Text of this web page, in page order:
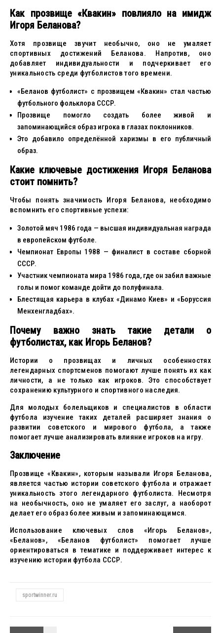
Как прозвище «Квакин» повлияло на имидж
Игоря Беланова?
Хотя прозвище звучит необычно, оно не умаляет
спортивных достижений Беланова. Напротив, оно
добавляет индивидуальности и подчеркивает его
уникальность среди футболистов того времени.
«Беланов футболист» с прозвищем «Квакин» стал частью
футбольного фольклора СССР.
Прозвище помогло создать более живой и
запоминающийся образ игрока в глазах поклонников.
Это добавило определённой харизмы в его публичный
образ.
Какие ключевые достижения Игоря Беланова
стоит помнить?
Чтобы понять значимость Игоря Беланова, необходимо
вспомнить его спортивные успехи:
Золотой мяч 1986 года — высшая индивидуальная награда
в европейском футболе.
Чемпионат Европы 1988 — финалист в составе сборной
СССР.
Участник чемпионата мира 1986 года, где он забил важные
голы и помог команде дойти до полуфинала.
Блестящая карьера в клубах «Динамо Киев» и «Боруссия
Менхенгладбах».
Почему важно знать такие детали о
футболистах, как Игорь Беланов?
Истории о прозвищах и личных особенностях
легендарных спортсменов помогают лучше понять их как
личности, а не только как игроков. Это способствует
сохранению культурного и спортивного наследия.
Для молодых болельщиков и специалистов в области
футбола изучение таких деталей расширяет знания о
развитии советского и мирового футбола, а также
помогает лучше анализировать влияние игроков на игру.
Заключение
Прозвище «Квакин», которым называли Игоря Беланова,
является частью истории советского футбола и отражает
уникальность этого легендарного футболиста. Несмотря
на необычность, оно не умаляет его заслуг, а наоборот
делает его образ более живым и запоминающимся.
Использование ключевых слов «Игорь Беланов»,
«Беланов», «Беланов футболист» помогает лучше
ориентироваться в тематике и поддерживает интерес к
изучению истории футбола СССР.
sportwinner.ru